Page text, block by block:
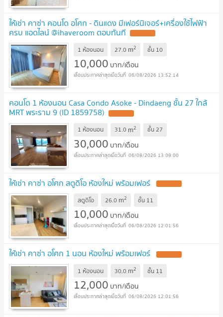
ให้เช่า คาซ่า คอนโด อโศก - ดินแดง มีเฟอร์นิเจอร์+เครื่องใช้ไฟฟ้า
ครบ แอดไลน์ @ihaveroom ตอบทันที
1 ห้องนอน 27.0 m2 ชั้น 10
10,000 บาท/เดือน
06/08/2026 13:52:14
คอนโด 1 ห้องนอน Casa Condo Asoke - Dindaeng ชั้น 27 ใกล้
MRT พระราม 9 (ID 1859758)
1 ห้องนอน 31.0 m2 ชั้น27
30,000 บาท/เดือน
06/08/2026 13:09:00
ให้เช่า คาซ่า อโศก สตูดิโอ ห้องใหม่ พร้อมเฟอร์
สตูดิโอ 26.0 m2 ชั้น 11
10,000 บาท/เดือน
06/08/2026 12:01:56
ให้เช่า คาซ่า อโศก 1 นอน ห้องใหม่ พร้อมเฟอร์
1 ห้องนอน 30.0 m2 ชั้น 11
12,000 บาท/เดือน
06/08/2026 12:01:56